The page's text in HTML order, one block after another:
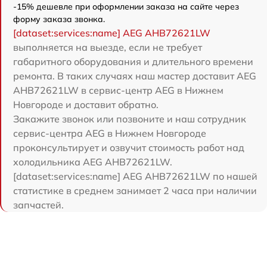
-15% дешевле при оформлении заказа на сайте через
форму заказа звонка.
[dataset:services:name] AEG AHB72621LW
выполняется на выезде, если не требует
габаритного оборудования и длительного времени
ремонта. В таких случаях наш мастер доставит AEG
AHB72621LW в сервис-центр AEG в Нижнем
Новгороде и доставит обратно.
Закажите звонок или позвоните и наш сотрудник
сервис-центра AEG в Нижнем Новгороде
проконсультирует и озвучит стоимость работ над
холодильника AEG AHB72621LW.
[dataset:services:name] AEG AHB72621LW по нашей
статистике в среднем занимает 2 часа при наличии
запчастей.